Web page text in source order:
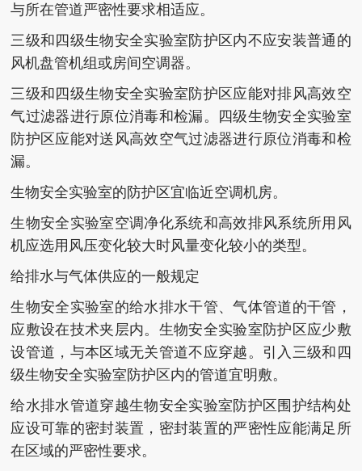
与所在管道严密性要求相适应。
三级和四级生物安全实验室防护区内不应安装普通的
风机盘管机组或房间空调器。
三级和四级生物安全实验室防护区应能对排风高效空
气过滤器进行原位消毒和检漏。四级生物安全实验室
防护区应能对送风高效空气过滤器进行原位消毒和检
漏。
生物安全实验室的防护区宜临近空调机房。
生物安全实验室空调净化系统和高效排风系统所用风
机应选用风压变化较大时风量变化较小的类型。
给排水与气体供应的一般规定
生物安全实验室的给水排水干管、气体管道的干管，
应敷设在技术夹层内。生物安全实验室防护区应少敷
设管道，与本区域无关管道不应穿越。引入三级和四
级生物安全实验室防护区内的管道宜明敷。
给水排水管道穿越生物安全实验室防护区围护结构处
应设可靠的密封装置，密封装置的严密性应能满足所
在区域的严密性要求。